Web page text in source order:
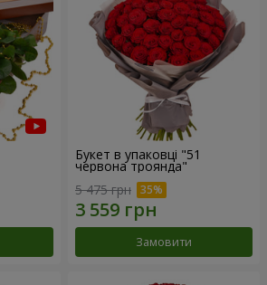
Букет в упаковці "51
червона троянда"
5 475 грн
Замовити